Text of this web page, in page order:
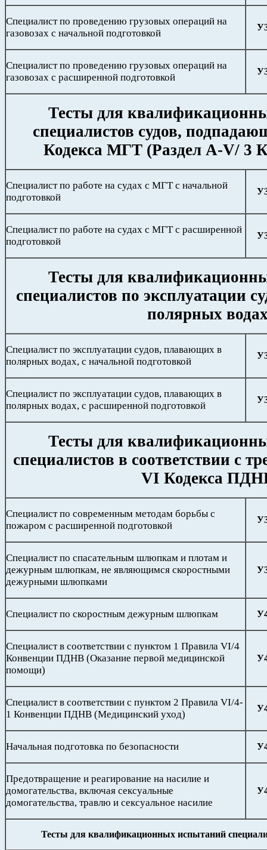
Специалист по проведению грузовых операций на
газовозах с начальной подготовкой
Специалист по проведению грузовых операций на
газовозах с расширенной подготовкой
Тесты для
специалистов судов,
Кодекса МГТ (Раздел А-V/ 3
Специалист по работе на судах с МГТ с начальной
подготовкой
Специалист по работе на судах с МГТ с расширенной
подготовкой
Тесты для
специалистов по эксплуатации
полярных
Специалист по эксплуатации судов, плавающих в
полярных водах, с начальной подготовкой
Специалист по эксплуатации судов, плавающих в
полярных водах, с расширенной подготовкой
Тесты для
специалистов в соответствии с
VI Кодекса
Специалист по современным методам борьбы с
пожаром с расширенной подготовкой
Специалист по спасательным шлюпкам и плотам и
дежурным шлюпкам, не являющимся скоростными
дежурными шлюпками
Специалист по скоростным дежурным шлюпкам
Специалист в соответствии с пунктом 1 Правила VI/4
Конвенции ПДНВ (Оказание первой медицинской
помощи)
Специалист в соответствии с пунктом 2 Правила VI/4-
1 Конвенции ПДНВ (Медицинский уход)
Начальная подготовка по безопасности
Предотвращение и реагирование на насилие и
домогательства, включая сексуальные
домогательства, травлю и сексуальное насилие
Тесты для квалификационных испытаний